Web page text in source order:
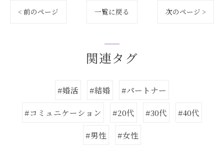
< 前のページ 一覧に戻る 次のページ >
関連タグ
#婚活 #結婚 #パートナー
#コミュニケーション #20代 #30代 #40代
#男性 #女性